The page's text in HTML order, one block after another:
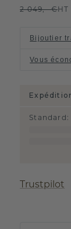
2 049,- €HT
Bijoutier
Vous
Standard :
Trustpilot